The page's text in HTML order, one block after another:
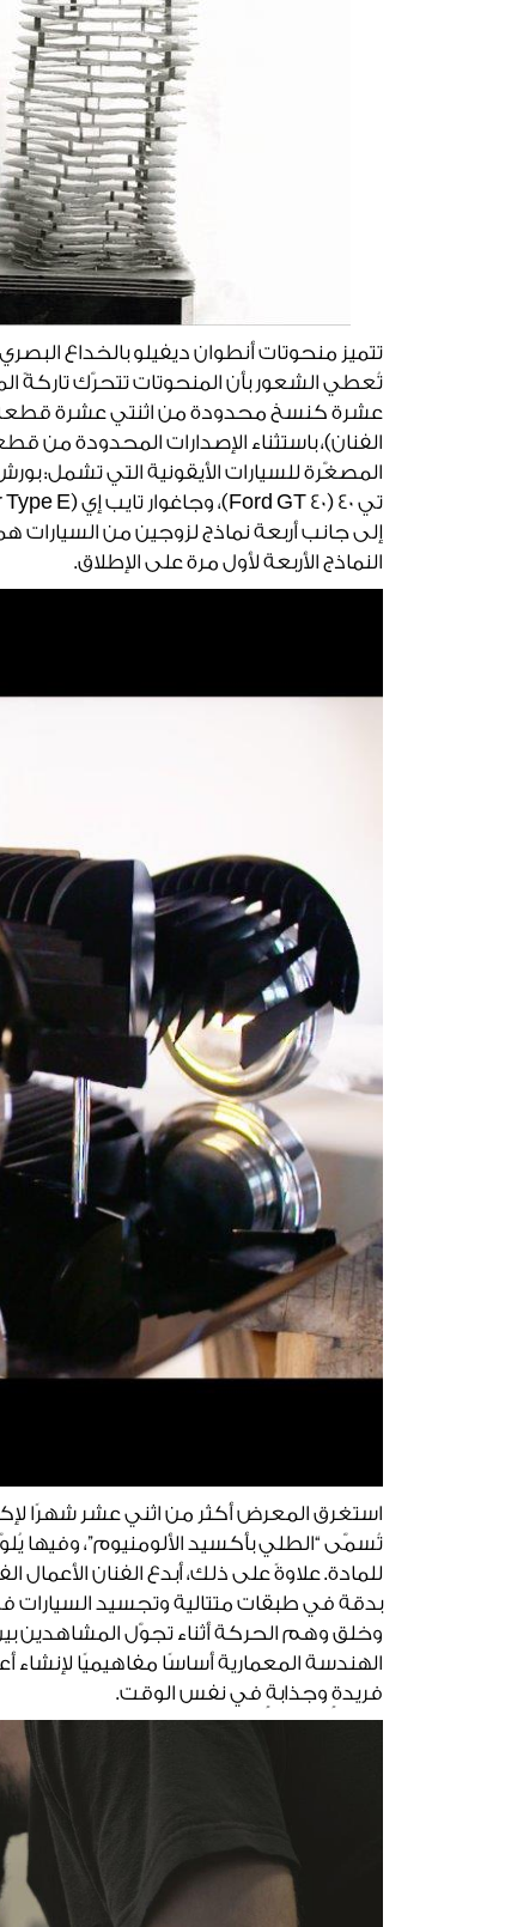
تتميز منحوتات أنطوان ديفيلو بالخداع
تُعطي الشعور بأن المنحوتات تتحرّك تاركةً
عشرة كنسخ محدودة من اثنتي عشرة قطعة
الفنان)، باستثناء الإصدارات المحدودة
النماذج الأربعة لأول مرة على الإطلاق.
استغرق المعرض أكثر من اثني عشر شهرًا
تُسمّى “الطلي بأكسيد الألومنيوم”،
للمادة. علاوةً على ذلك، أبدع الفنان
بدقة في طبقات متتالية وتجسيد السيارات
وخلق وهم الحركة أثناء تجوّل المشاهدين
الهندسة المعمارية أساسًا مفاهيميًا لإنشاء
فريدةٍ وجذابةٍ في نفس الوقت.